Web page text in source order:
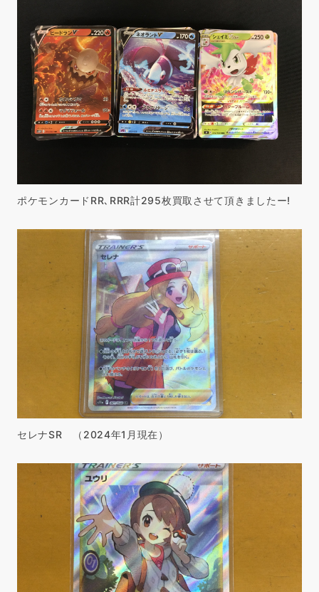
ポケモンカードRR､RRR計295枚買取させて頂きましたー!
セレナSR （2024年1月現在）